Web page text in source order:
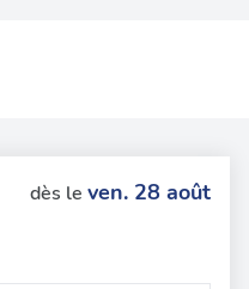
dès le ven. 28 août